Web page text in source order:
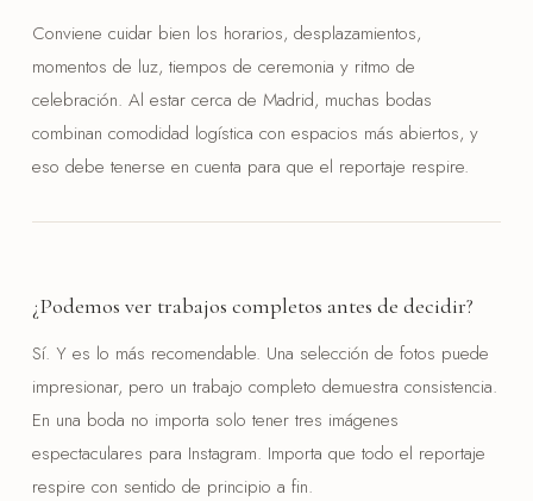
Conviene cuidar bien los horarios, desplazamientos,
momentos de luz, tiempos de ceremonia y ritmo de
celebración. Al estar cerca de Madrid, muchas bodas
combinan comodidad logística con espacios más abiertos, y
eso debe tenerse en cuenta para que el reportaje respire.
¿Podemos ver trabajos completos antes de decidir?
Sí. Y es lo más recomendable. Una selección de fotos puede
impresionar, pero un trabajo completo demuestra consistencia.
En una boda no importa solo tener tres imágenes
espectaculares para Instagram. Importa que todo el reportaje
respire con sentido de principio a fin.